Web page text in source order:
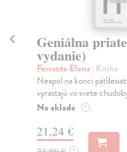
Geniálna
vydanie)
Ferrante Elena| Kniha
Neapol na konci
vyrastajú vo svete
Na sklade ?
21,24 €